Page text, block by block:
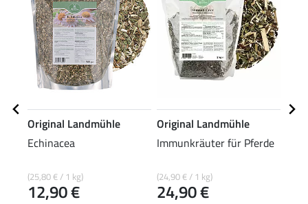
Original Landmühle
Echinacea
(25,80 € / 1 kg)
12,90 €
Original Landmühle
Immunkräuter für Pferde
(24,90 € / 1 kg)
24,90 €